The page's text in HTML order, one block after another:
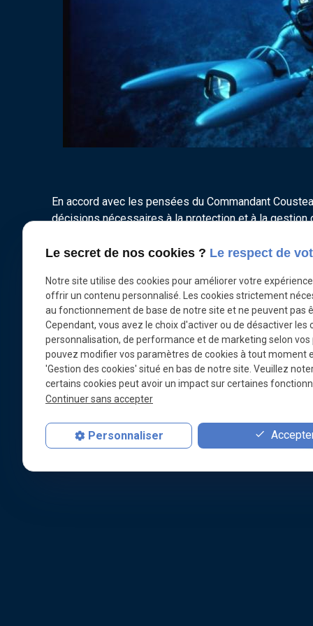
En accord avec les pensées du Commandant
décisions nécessaires à la protection et à la
scolaires et le grand public sont engagés par
original “Cousteau in the Classroom” réunissant à
Nous travaillons également à étendre notre
l’environnement marin.
Le secret de nos cookies ? Le respect de
Notre site utilise des cookies pour améliorer votre
offrir un contenu personnalisé. Les cookies strictement
au fonctionnement de base de notre site et ne peuvent pas
Cependant, vous avez le choix d'activer ou de désactiver les
personnalisation, de performance et de marketing selon vos
pouvez modifier vos paramètres de cookies à tout moment
'Gestion des cookies' situé en bas de notre site. Veuillez
certains cookies peut avoir un impact sur certaines
Continuer sans accepter
Personnaliser